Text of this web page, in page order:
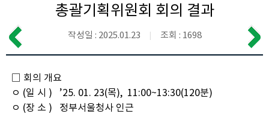
총괄기획위원회 회의 결과
작성일 : 2025.01.23 조회 : 1698
□ 회의 개요
ㅇ (일 시 ) ’25. 01. 23(목), 11:00~13:30(120분)
ㅇ (장 소 ) 정부서울청사 인근